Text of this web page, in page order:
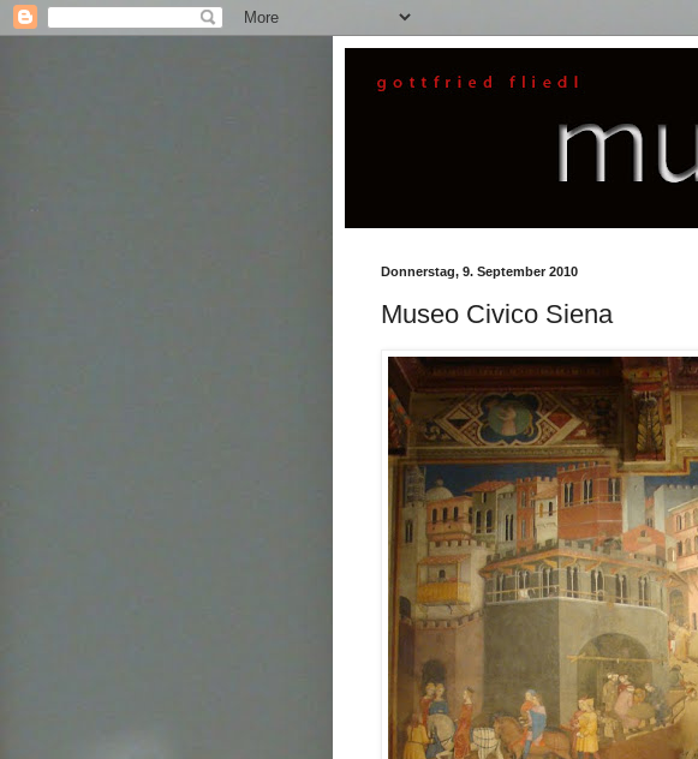
Donnerstag, 9. September 2010
Museo Civico Siena